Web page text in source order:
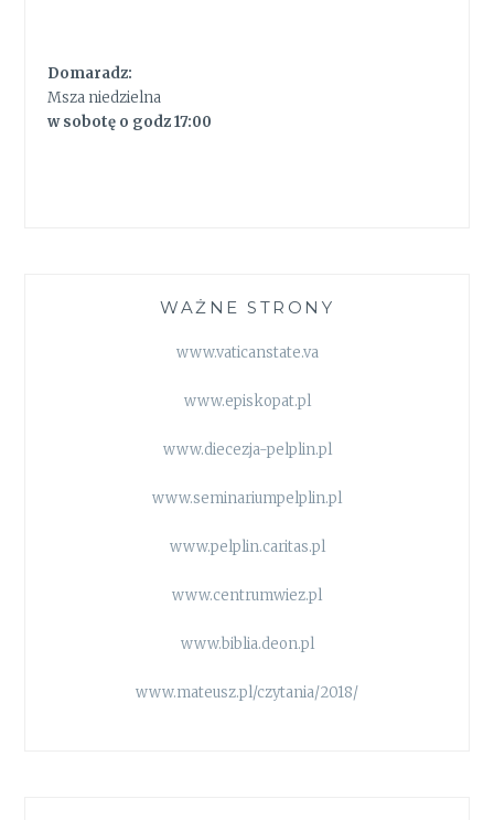
Domaradz:
Msza niedzielna
w sobotę o godz 17:00
WAŻNE STRONY
www.vaticanstate.va
www.episkopat.pl
www.diecezja-pelplin.pl
www.seminariumpelplin.pl
www.pelplin.caritas.pl
www.centrumwiez.pl
www.biblia.deon.pl
www.mateusz.pl/czytania/2018/